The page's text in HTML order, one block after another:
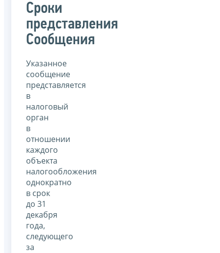
Сроки
представления
Сообщения
Указанное
сообщение
представляется
в
налоговый
орган
в
отношении
каждого
объекта
налогообложения
однократно
в срок
до 31
декабря
года,
следующего
за